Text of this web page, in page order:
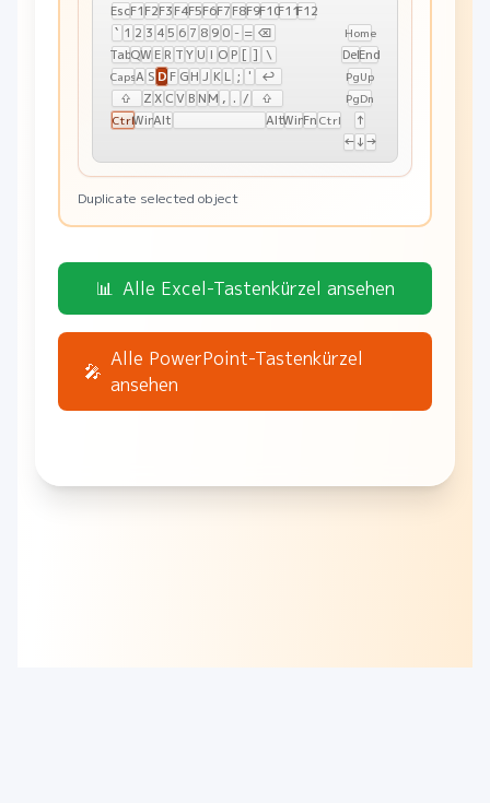
EscF1F2F3F4F5F6F7F8F9F10F11F12
` 1 2 3 45 6 7 8 9 0 - = ⌫
TabQWE R T Y U I OP [ ] \
CapsA SDF GH J K L ; '
↩
⇧
Z X CV B NM , . / ⇧
CtrlWinAlt AltWinFn Ctrl
Home
DelEnd
PgUp
PgDn
↑
←↓→
Duplicate selected object
📊 Alle Excel-Tastenkürzel ansehen
🎤
Alle PowerPoint-Tastenkürzel
ansehen